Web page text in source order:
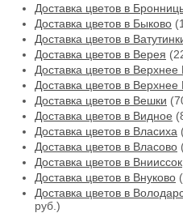
Доставка цветов в
Доставка цветов в Быково
Доставка цветов в
Доставка цветов в Верея
Доставка цветов в Верхнее
Доставка цветов в
Доставка цветов в Вешки
Доставка цветов в Видное
Доставка цветов в Власиха
Доставка цветов в Власово
Доставка цветов в Внииссок
Доставка цветов в Внуково
Доставка цветов в
руб.)